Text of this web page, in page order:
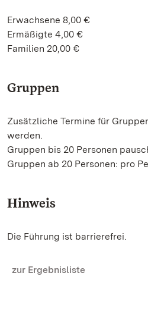
Erwachsene 8,00 €
Ermäßigte 4,00 €
Familien 20,00 €
Gruppen
Zusätzliche Termine für
werden.
Gruppen bis 20 Personen
Gruppen ab 20 Personen: pro
Hinweis
Die Führung ist barrierefrei.
zur Ergebnisliste